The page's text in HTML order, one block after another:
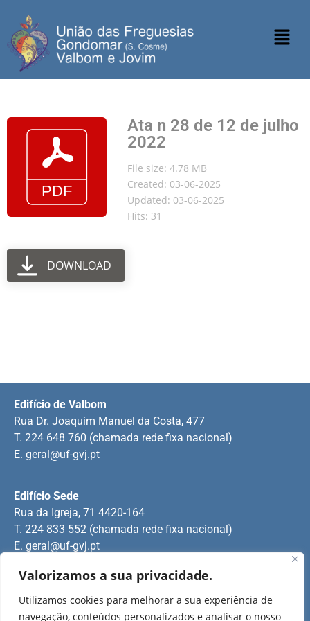
Valorizamos a sua privacidade.
Utilizamos cookies para melhorar a sua experiência de
navegação, conteúdos personalizados e analisar o nosso
Ata n 28 de 12 de julho
2022
File size: 4.78 MB
Created: 03-06-2025
Updated: 03-06-2025
Hits: 31
DOWNLOAD
Rua Manuel Pinto Martins
Edifício Sede
Rua da Igreja, 71 4420-164
T. 224 833 552 (chamada rede fixa nacional)
E. geral@uf-gvj.pt
Edifício de Valbom
Rua Dr. Joaquim Manuel da Costa, 477
T. 224 648 760 (chamada rede fixa nacional)
E. geral@uf-gvj.pt